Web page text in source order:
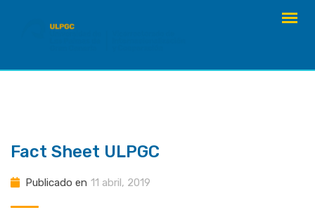
Fact Sheet ULPGC
Publicado en 11 abril, 2019